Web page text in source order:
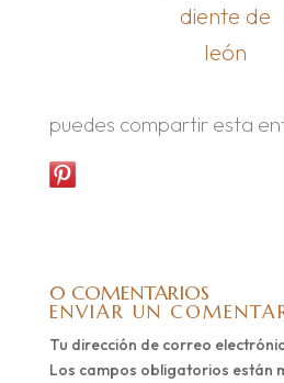
diente de
león
puedes compartir esta
0 COMENTARIOS
ENVIAR UN
Tu dirección de correo
Los campos obligatorios están